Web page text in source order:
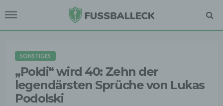
SONSTIGES
„Poldi“ wird 40: Zehn der
legendärsten Sprüche von Lukas
Podolski